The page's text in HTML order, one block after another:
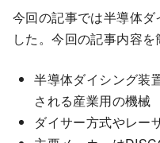
今回の記事では半導体
した。今回の記事内容を
半導体ダイシング装
される産業用の機械
ダイサー方式やレー